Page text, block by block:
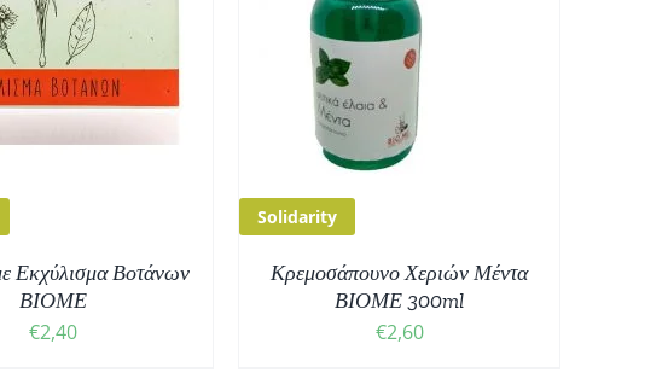
Εκχύλισμα Βοτάνων
ΒΙΟΜΕ
€2,40
ΣΤΟ ΚΑΛΆΘΙ
ΛΕΠΤΟΜΈΡΕΙΕΣ
Solidarity
Κρεμοσάπουνο Χεριών Μέντα
ΒΙΟΜΕ 300ml
€2,60